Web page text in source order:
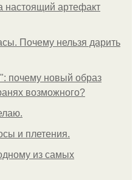
настоящий артефакт
Почему нельзя дарить
почему новый образ
возможного?
и плетения.
из самых